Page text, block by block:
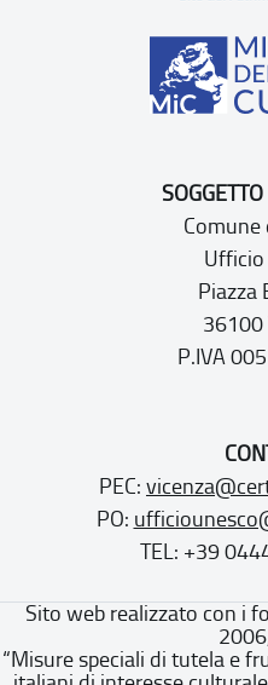
Comune
Ufficio
Piazza
36100
P.IVA
PEC:
PO:
TEL: +39
Sito web realizzato con i
“Misure speciali di tutela e